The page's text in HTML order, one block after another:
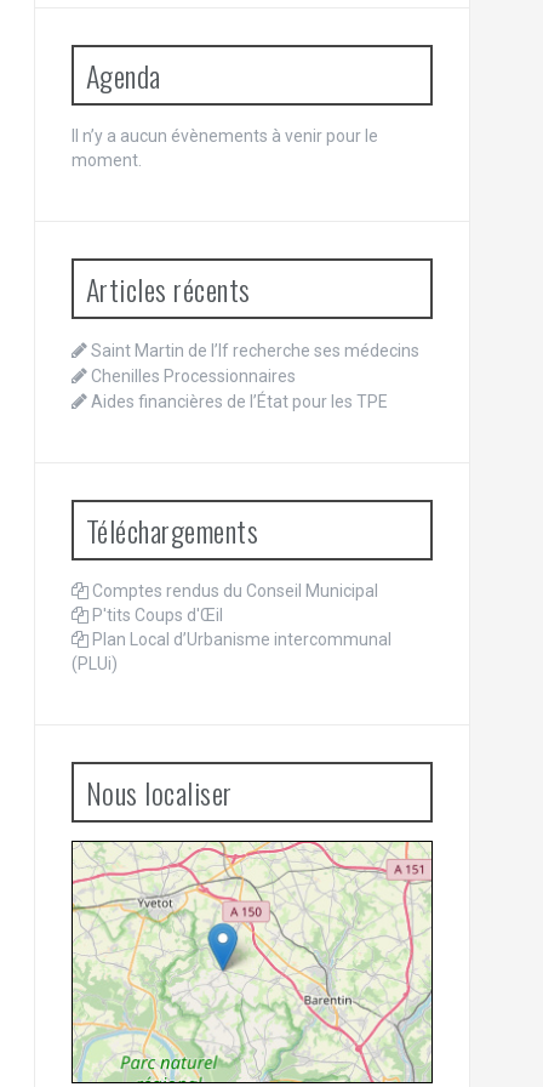
Agenda
Il n’y a aucun évènements à venir pour le
moment.
Articles récents
Saint Martin de l’If recherche ses médecins
Chenilles Processionnaires
Aides financières de l’État pour les TPE
Téléchargements
Comptes rendus du Conseil Municipal
P'tits Coups d'Œil
Plan Local d’Urbanisme intercommunal
(PLUi)
Nous localiser